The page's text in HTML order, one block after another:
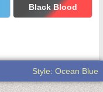
Black Blood
Style: Ocean Blue